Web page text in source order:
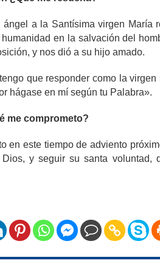
ángel a la Santísima virgen María
en la salvación del
y nos dió a su hijo amado.
que responder como la
hágase en mí según tu Palabra».
me comprometo?
en este tiempo de adviento
Dios, y seguir su santa voluntad,